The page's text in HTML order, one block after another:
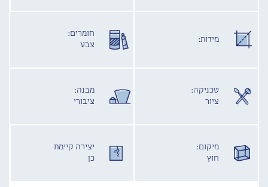
מידות:
חומרים:
צבע
טכניקה:
ציור
מבנה:
ציבורי
מיקום:
חוץ
יצירה קיימת
כן